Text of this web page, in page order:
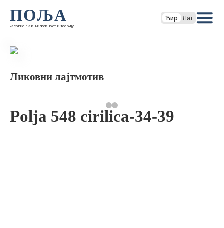
ПОЉА
часопис за књижевност и теорију
Ћир Лат
Ликовни лајтмотив
Polja 548 cirilica-34-39